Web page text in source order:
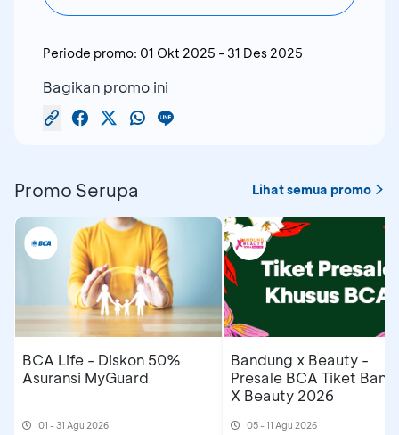
Periode promo: 01 Okt 2025 - 31 Des 2025
Bagikan promo ini
Promo Serupa Lihat semua promo
BCA Life - Diskon 50%
Asuransi MyGuard
01 - 31 Agu 2026
Bandung x Beauty -
Presale BCA Tiket
X Beauty 2026
05 - 11 Agu 2026